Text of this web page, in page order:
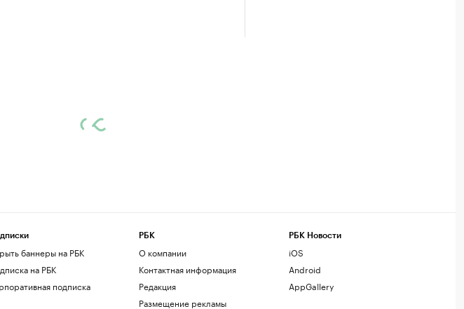
баннеры на РБК
на РБК
подписка
РБК
О компании
Контактная информация
Редакция
Размещение рекламы
РБК Новости
iOS
Android
AppGallery